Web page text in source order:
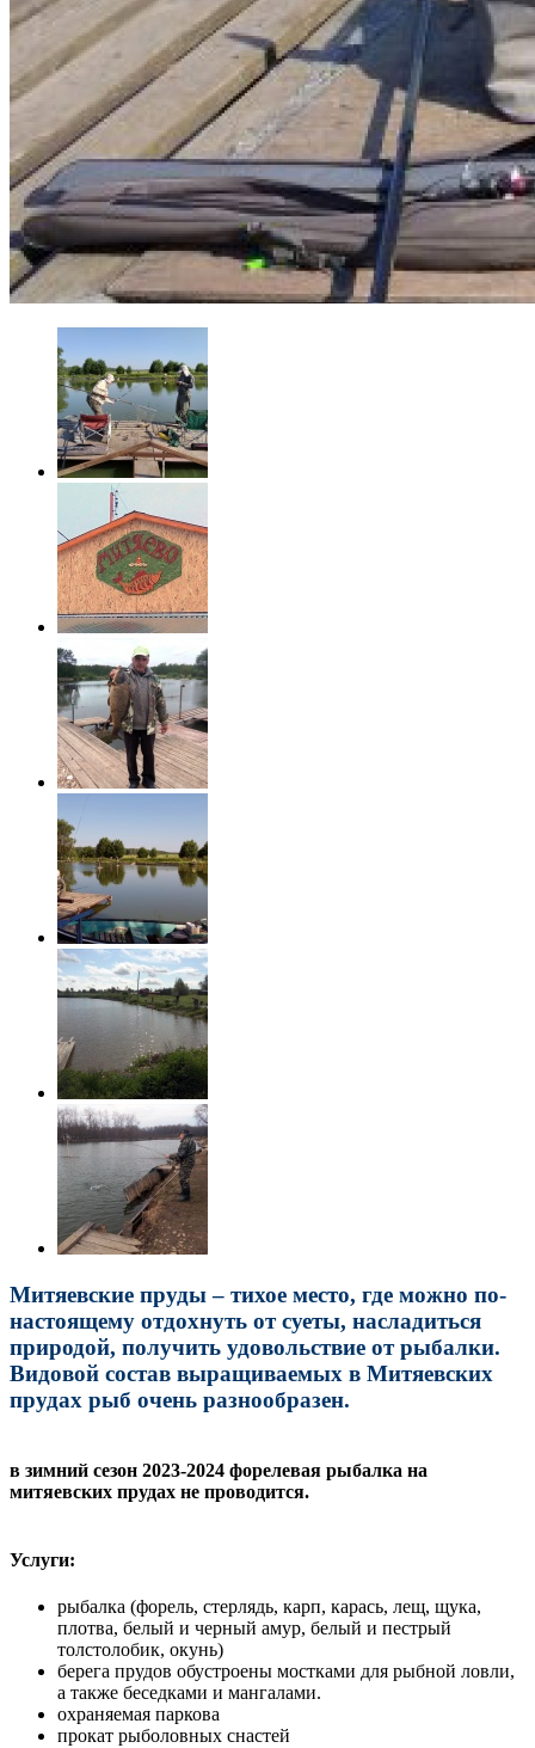
Митяевские пруды – тихое место, где можно по-
настоящему отдохнуть от суеты, насладиться
природой, получить удовольствие от рыбалки.
Видовой состав выращиваемых в Митяевских
прудах рыб очень разнообразен.
в зимний сезон 2023-2024 форелевая рыбалка на
митяевских прудах не проводится.
Услуги:
рыбалка (форель, стерлядь, карп, карась, лещ, щука,
плотва, белый и черный амур, белый и пестрый
толстолобик, окунь)
берега прудов обустроены мостками для рыбной ловли,
а также беседками и мангалами.
охраняемая паркова
прокат рыболовных снастей